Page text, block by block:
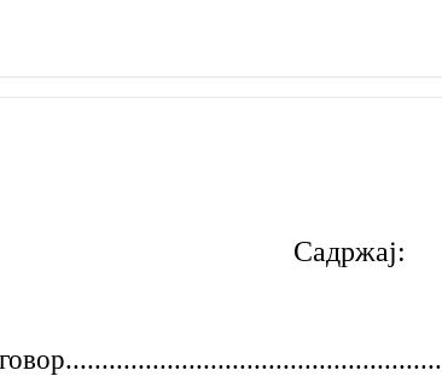
Садржај: